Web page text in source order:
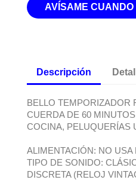
AVÍSAME
Descripción
BELLO TEMPORIZADOR
CUERDA DE 60
COCINA, PELUQUERÍAS
ALIMENTACIÓN: NO USA
TIPO DE SONIDO:
DISCRETA (RELOJ